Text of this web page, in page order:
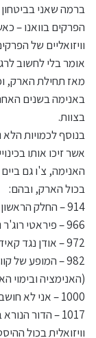
ברמה שאני
הפרקים בוואנו –
וויזואליים של
אומר בלי לחשוב
מאז תחילת הארק,
באנימה בשנים
בצוות.
בנוסף לכמויות הלא
אשר זיכו אותו
האנימה, צ'ו גם
בכול הארק, ובהם:
914 – החלק הראשון של לופי נגד קאידו.
966 – פיראטי רוג'ר נגד פיראטי וואיטבירד.
972 – אודן נגד קאידו.
982 – המופע
(האנימציה ובימוי
1000 – אני לא חושב שאני צריך להסביר למה זה היה פרק היסטורי.
1017 – הדור
וויזואלית בכול